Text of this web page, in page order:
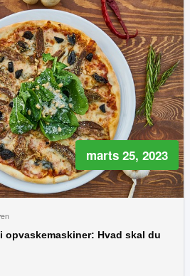
marts 25, 2023
opvaskemaskiner: Hvad skal du